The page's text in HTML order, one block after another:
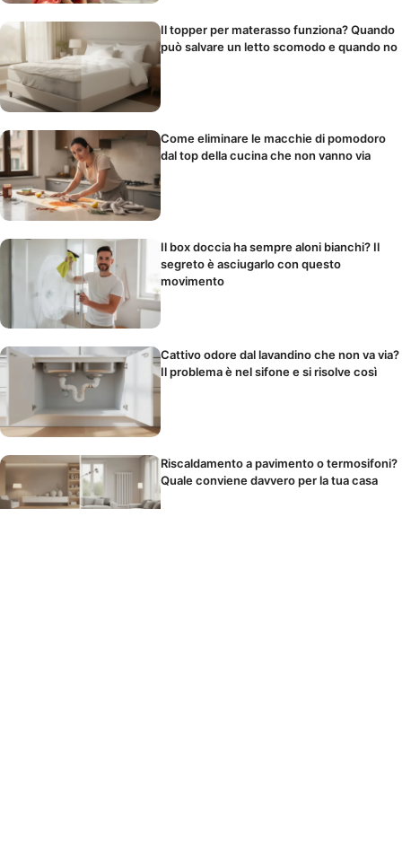
Il topper per materasso funziona? Quando
può salvare un letto scomodo e quando no
Come eliminare le macchie di pomodoro
dal top della cucina che non vanno via
Il box doccia ha sempre aloni bianchi? Il
segreto è asciugarlo con questo
movimento
Cattivo odore dal lavandino che non va via?
Il problema è nel sifone e si risolve così
Riscaldamento a pavimento o termosifoni?
Quale conviene davvero per la tua casa